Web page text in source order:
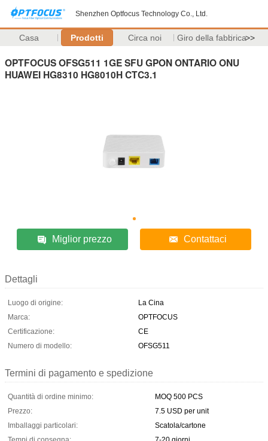
Shenzhen Optfocus Technology Co., Ltd.
Casa Prodotti Circa noi Giro della fabbrica>>
OPTFOCUS OFSG511 1GE SFU GPON ONTARIO ONU
HUAWEI HG8310 HG8010H CTC3.1
Miglior prezzo Contattaci
Dettagli
Luogo di origine:
La Cina
Marca:
OPTFOCUS
Certificazione:
CE
Numero di modello:
OFSG511
Termini di pagamento e spedizione
Quantità di ordine minimo:
MOQ 500 PCS
Prezzo:
7.5 USD per unit
Imballaggi particolari:
Scatola/cartone